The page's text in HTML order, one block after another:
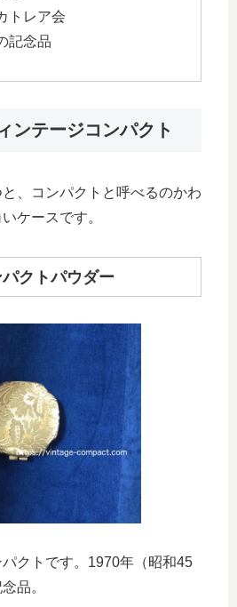
トレア会
記念品
ンテージコンパクト
、コンパクトと呼べるのかわ
ケースです。
クトパウダー
クトです。1970年（昭和45
品。